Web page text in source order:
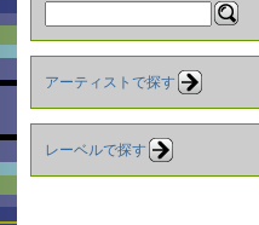
アーティストで探す
レーベルで探す